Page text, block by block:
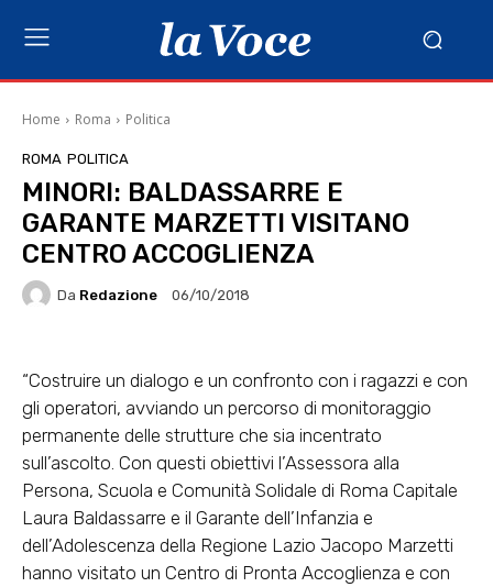
Home Roma Politica
ROMA POLITICA
MINORI: BALDASSARRE E
GARANTE MARZETTI VISITANO
CENTRO ACCOGLIENZA
Da Redazione 06/10/2018
“Costruire un dialogo e un confronto con i ragazzi e con
gli operatori, avviando un percorso di monitoraggio
permanente delle strutture che sia incentrato
sull’ascolto. Con questi obiettivi l’Assessora alla
Persona, Scuola e Comunità Solidale di Roma Capitale
Laura Baldassarre e il Garante dell’Infanzia e
dell’Adolescenza della Regione Lazio Jacopo Marzetti
hanno visitato un Centro di Pronta Accoglienza e con